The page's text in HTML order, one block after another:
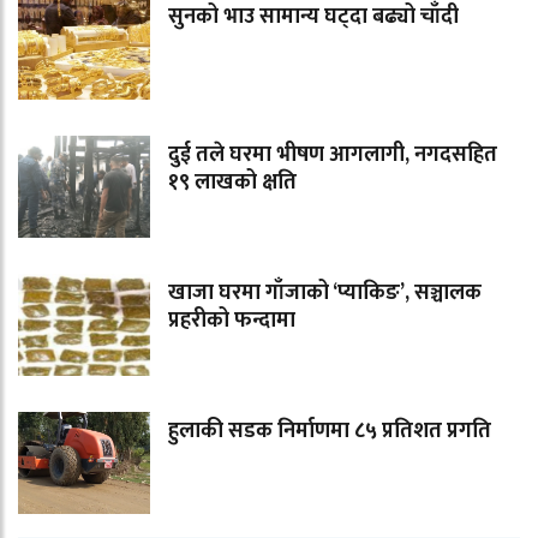
सुनको भाउ सामान्य घट्दा बढ्यो चाँदी
दुई तले घरमा भीषण आगलागी, नगदसहित
१९ लाखको क्षति
खाजा घरमा गाँजाको ‘प्याकिङ’, सञ्चालक
प्रहरीको फन्दामा
हुलाकी सडक निर्माणमा ८५ प्रतिशत प्रगति